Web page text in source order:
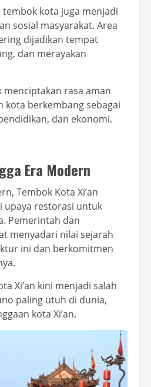
kota juga menjadi
sosial masyarakat. Area
dijadikan tempat
dan merayakan
rasa aman
kota berkembang sebagai
dan ekonomi.
Era Modern
Tembok Kota Xi’an
upaya restorasi untuk
Pemerintah dan
menyadari nilai sejarah
ini dan berkomitmen
Xi’an kini menjadi salah
paling utuh di dunia,
kota Xi’an.